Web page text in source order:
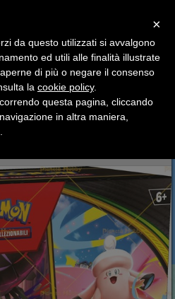
Speciali Italiano
Equilibrio Perfetto Bundle
Bundle
×
dal 9/08 al 24/08
le 15:00 del 07/08 verranno
08.
staff di Pianeta Hobby
×
da questo utilizzati si avvalgono
ed utili alle finalità illustrate
di più o negare il consenso
la cookie policy.
questa pagina, cliccando
in altra maniera,